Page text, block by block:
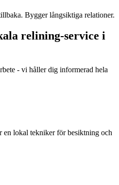
Bygger långsiktiga relationer.
relining-service i
- vi håller dig informerad hela
en lokal tekniker för besiktning och